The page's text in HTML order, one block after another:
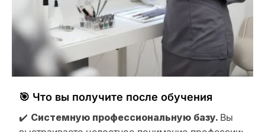
🎯 Что вы получите после обучения
✔️ Системную профессиональную базу. Вы